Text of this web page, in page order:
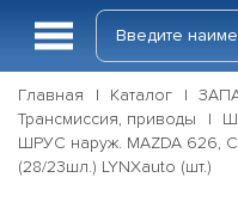
Главная Каталог
Трансмиссия, приводы
ШРУС наруж. MAZDA 626,
(28/23шл.) LYNXauto (шт.)